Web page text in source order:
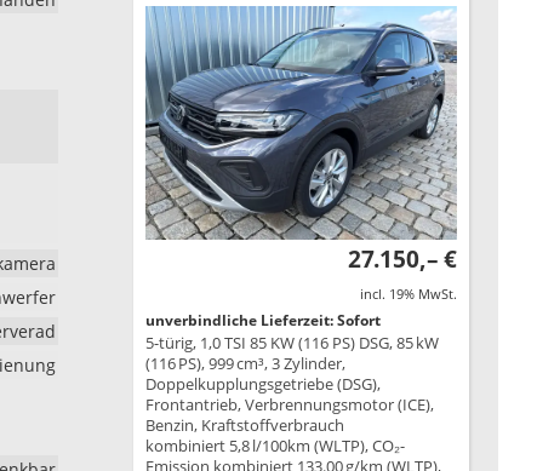
27.150,– €
incl. 19% MwSt.
unverbindliche Lieferzeit: Sofort
5-türig, 1,0 TSI 85 KW (116 PS) DSG, 85 kW
(116 PS), 999 cm³, 3 Zylinder,
Doppelkupplungsgetriebe (DSG),
Frontantrieb, Verbrennungsmotor (ICE),
Benzin, Kraftstoffverbrauch
kombiniert 5,8 l/100km (WLTP), CO₂-
Emission kombiniert 133.00 g/km (WLTP),